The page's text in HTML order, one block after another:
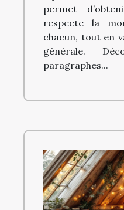
permet
respecte la
chacun, tout en
générale.
paragraphes...